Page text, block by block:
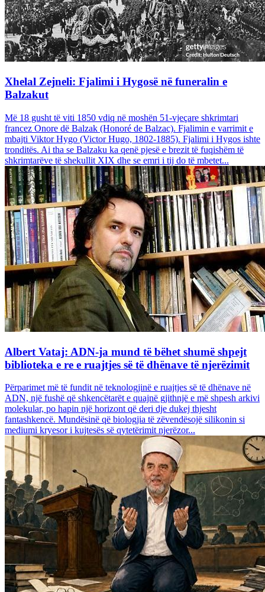
Xhelal Zejneli: Fjalimi i Hygosë në funeralin e
Balzakut
Më 18 gusht të viti 1850 vdiq në moshën 51-vjeçare shkrimtari
francez Onore dë Balzak (Honoré de Balzac). Fjalimin e varrimit e
mbajti Viktor Hygo (Victor Hugo, 1802-1885). Fjalimi i Hygos ishte
tronditës. Ai tha se Balzaku ka qenë pjesë e brezit të fuqishëm të
shkrimtarëve të shekullit XIX dhe se emri i tij do të mbetet...
Albert Vataj: ADN-ja mund të bëhet shumë shpejt
biblioteka e re e ruajtjes së të dhënave të njerëzimit
Përparimet më të fundit në teknologjinë e ruajtjes së të dhënave në
ADN, një fushë që shkencëtarët e quajnë gjithnjë e më shpesh arkivi
molekular, po hapin një horizont që deri dje dukej thjesht
fantashkencë. Mundësinë që biologjia të zëvendësojë silikonin si
mediumi kryesor i kujtesës së qytetërimit njerëzor...